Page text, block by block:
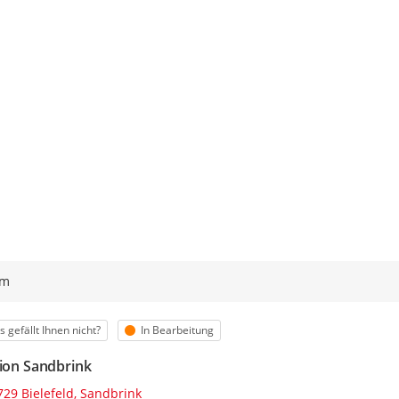
gefällt Ihnen nicht? Status
In Bearbeitung
Sandbrink
Bielefeld, Sandbrink